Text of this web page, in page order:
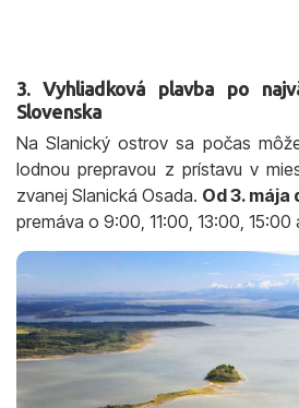
3. Vyhliadková plavba po
Slovenska
Na Slanický ostrov sa počas
lodnou prepravou z prístavu v
zvanej Slanická Osada. Od 3.
premáva o 9:00, 11:00, 13:00, 15:00